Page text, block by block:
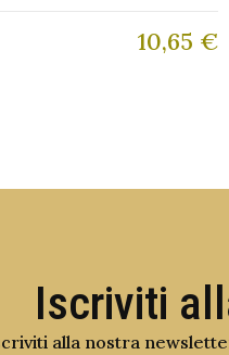
10,65 €
Iscriviti
alla nostra